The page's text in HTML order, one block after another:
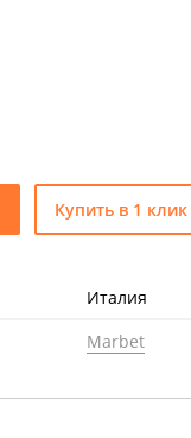
Купить в 1 клик
Италия
Marbet